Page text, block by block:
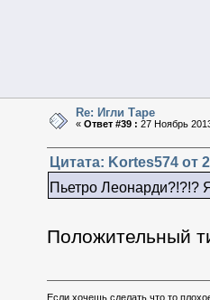
Re: Игли Таре
«Ответ #39 : 27 Ноябрь
Цитата: Kortes574 от
Пьетро Леонарди?!?!?
Положительный
Если хочешь сделать что то